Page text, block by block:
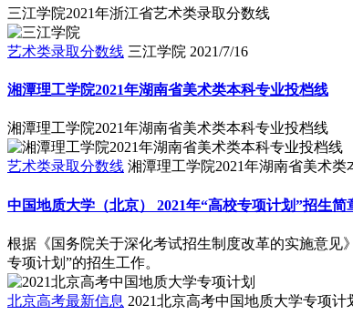
三江学院2021年浙江省艺术类录取分数线
艺术类录取分数线 三江学院 2021/7/16
湘潭理工学院2021年湖南省美术类本科专业投档线
湘潭理工学院2021年湖南省美术类本科专业投档线
艺术类录取分数线 湘潭理工学院2021年湖南省美术类
中国地质大学（北京） 2021年“高校专项计划”招生简
根据《国务院关于深化考试招生制度改革的实施意见
专项计划”的招生工作。
北京高考最新信息 2021北京高考中国地质大学专项计